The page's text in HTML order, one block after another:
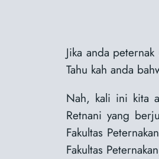
Jika anda
Tahu kah anda
Nah, kali ini kita
Retnani yang
Fakultas
Fakultas